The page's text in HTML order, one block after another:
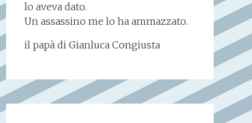
lo aveva dato.
Un assassino me lo ha ammazzato.
il papà di Gianluca Congiusta